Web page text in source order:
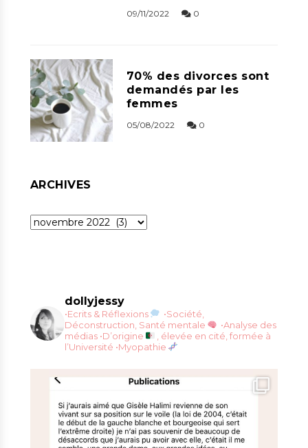
09/11/2022 0
70% des divorces sont
demandés par les
femmes
05/08/2022 0
ARCHIVES
Archives
dollyjessy
•Ecrits & Réflexions
•Société,
Déconstruction, Santé mentale
•Analyse des
médias •D’origine
, élevée en cité, formée à
l’Université •Myopathie